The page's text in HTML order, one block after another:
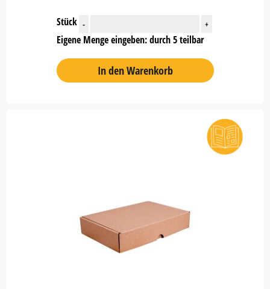
Stück - +
Eigene Menge eingeben: durch 5 teilbar
In den Warenkorb